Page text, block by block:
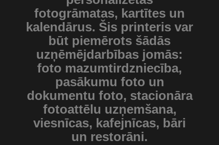
fotogrāmatas, kartītes un
kalendārus. Šis printeris var
būt piemērots šādās
uzņēmējdarbības jomās:
foto mazumtirdzniecība,
pasākumu foto un
dokumentu foto, stacionāra
fotoattēlu uzņemšana,
viesnīcas, kafejnīcas, bāri
un restorāni.